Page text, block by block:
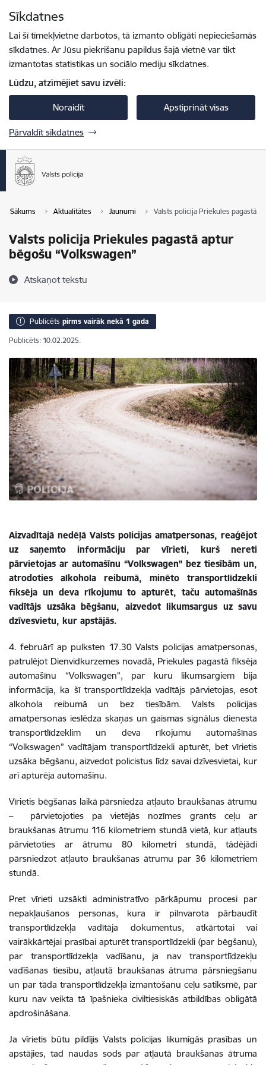
Sīkdatnes
Lai šī tīmekļvietne darbotos, tā izmanto obligāti nepieciešamās
sīkdatnes. Ar Jūsu piekrišanu papildus šajā vietnē var tikt
izmantotas statistikas un sociālo mediju sīkdatnes.
Lūdzu, atzīmējiet savu izvēli:
Noraidīt Apstiprināt visas
Pārvaldīt sīkdatnes
Sākums Aktualitātes Jaunumi Valsts policija Priekules pagastā
Valsts policija Priekules pagastā aptur
bēgošu “Volkswagen”
Atskaņot tekstu
Publicēts pirms vairāk nekā 1 gada
Publicēts: 10.02.2025.
Aizvadītajā nedēļā Valsts policijas amatpersonas, reaģējot
uz saņemto informāciju par vīrieti, kurš nereti
pārvietojas ar automašīnu “Volkswagen” bez tiesībām un,
atrodoties alkohola reibumā, minēto transportlīdzekli
fiksēja un deva rīkojumu to apturēt, taču automašīnās
vadītājs uzsāka bēgšanu, aizvedot likumsargus uz savu
dzīvesvietu, kur apstājās.
4. februārī ap pulksten 17.30 Valsts policijas amatpersonas,
patrulējot Dienvidkurzemes novadā, Priekules pagastā fiksēja
automašīnu “Volkswagen”, par kuru likumsargiem bija
informācija, ka šī transportlīdzekļa vadītājs pārvietojas, esot
alkohola reibumā un bez tiesībām. Valsts policijas
amatpersonas ieslēdza skaņas un gaismas signālus dienesta
transportlīdzeklim un deva rīkojumu automašīnas
“Volkswagen” vadītājam transportlīdzekli apturēt, bet vīrietis
uzsāka bēgšanu, aizvedot policistus līdz savai dzīvesvietai, kur
arī apturēja automašīnu.
Vīrietis bēgšanas laikā pārsniedza atļauto braukšanas ātrumu
– pārvietojoties pa vietējās nozīmes grants ceļu ar
braukšanas ātrumu 116 kilometriem stundā vietā, kur atļauts
pārvietoties ar ātrumu 80 kilometri stundā, tādējādi
pārsniedzot atļauto braukšanas ātrumu par 36 kilometriem
stundā.
Pret vīrieti uzsākti administratīvo pārkāpumu procesipar
nepakļaušanos personas, kura ir pilnvarota pārbaudīt
transportlīdzekļa vadītāja dokumentus, atkārtotai vai
vairākkārtējai prasībai apturēt transportlīdzekli (par bēgšanu),
par transportlīdzekļa vadīšanu, ja nav transportlīdzekļu
vadīšanas tiesību, atļautā braukšanas ātruma pārsniegšanu
un par tāda transportlīdzekļa izmantošanu ceļu satiksmē, par
kuru nav veikta tā īpašnieka civiltiesiskās atbildības obligātā
apdrošināšana.
Ja vīrietis būtu pildījis Valsts policijas likumīgās prasības un
apstājies, tad naudas sods par atļautā braukšanas ātruma